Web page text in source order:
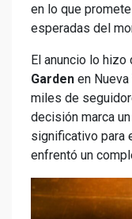
en lo que
esperadas del
El anuncio lo hizo
Garden en
miles de
decisión marca
significativo para
enfrentó un